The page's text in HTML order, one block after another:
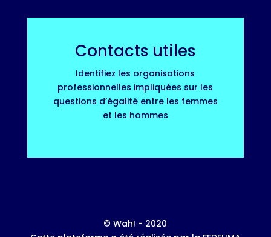
Contacts utiles
Identifiez les organisations
professionnelles impliquées sur les
questions d’égalité entre les femmes
et les hommes
© Wah! - 2020